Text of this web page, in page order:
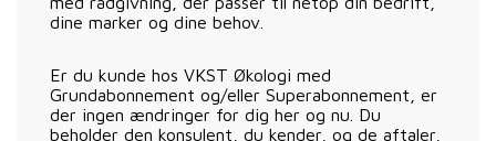
dine marker og dine behov.
Er du kunde hos VKST Økologi med
Grundabonnement og/eller Superabonnement, er
der ingen ændringer for dig her og nu. Du
beholder den konsulent, du kender, og de aftaler,